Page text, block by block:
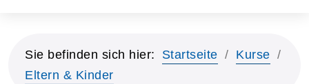
Sie befinden sich hier: Startseite
Kurse
Eltern & Kinder